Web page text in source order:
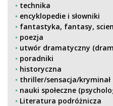
technika
encyklopedie i słowniki
fantastyka, fantasy,
poezja
utwór dramatyczny
poradniki
historyczna
thriller/sensacja/kryminał
nauki społeczne
Literatura podróżnicza